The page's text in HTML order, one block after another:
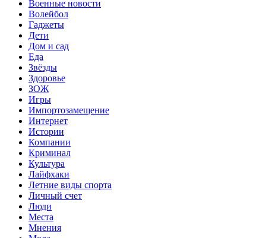
Военные новости
Волейбол
Гаджеты
Дети
Дом и сад
Еда
Звёзды
Здоровье
ЗОЖ
Игры
Импортозамещение
Интернет
Истории
Компании
Криминал
Культура
Лайфхаки
Летние виды спорта
Личный счет
Люди
Места
Мнения